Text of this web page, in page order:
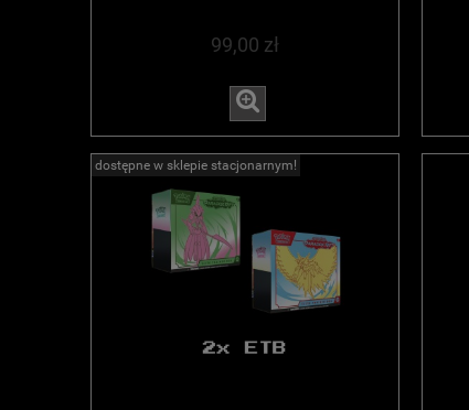
99,00 zł
dostępne w sklepie stacjonarnym!